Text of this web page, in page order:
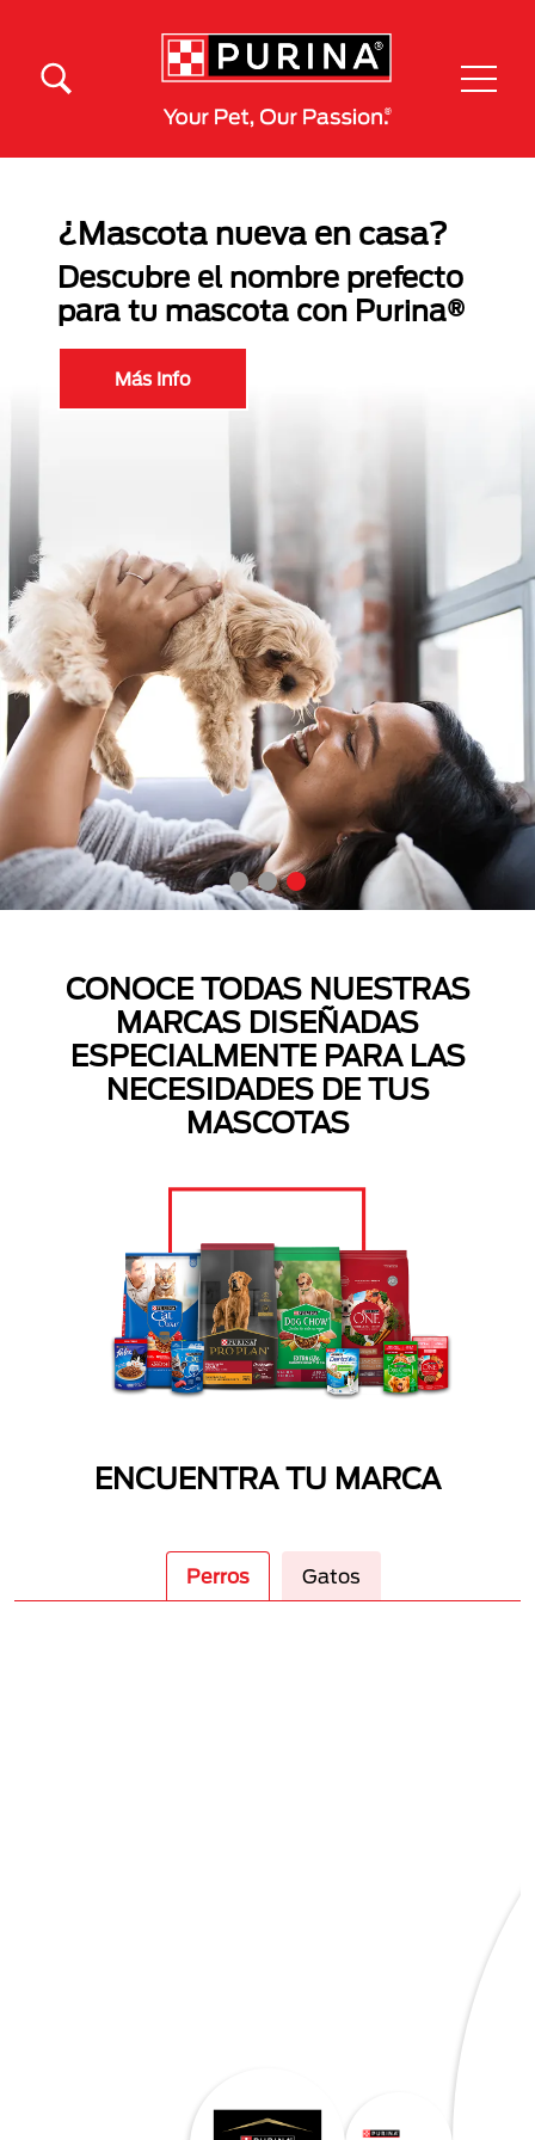
¿Mascota nueva en casa?
Descubre el nombre prefecto
para tu mascota con Purina®
Más Info
CONOCE TODAS NUESTRAS
MARCAS DISEÑADAS
ESPECIALMENTE PARA LAS
NECESIDADES DE TUS
MASCOTAS
ENCUENTRA TU MARCA
Perros Gatos